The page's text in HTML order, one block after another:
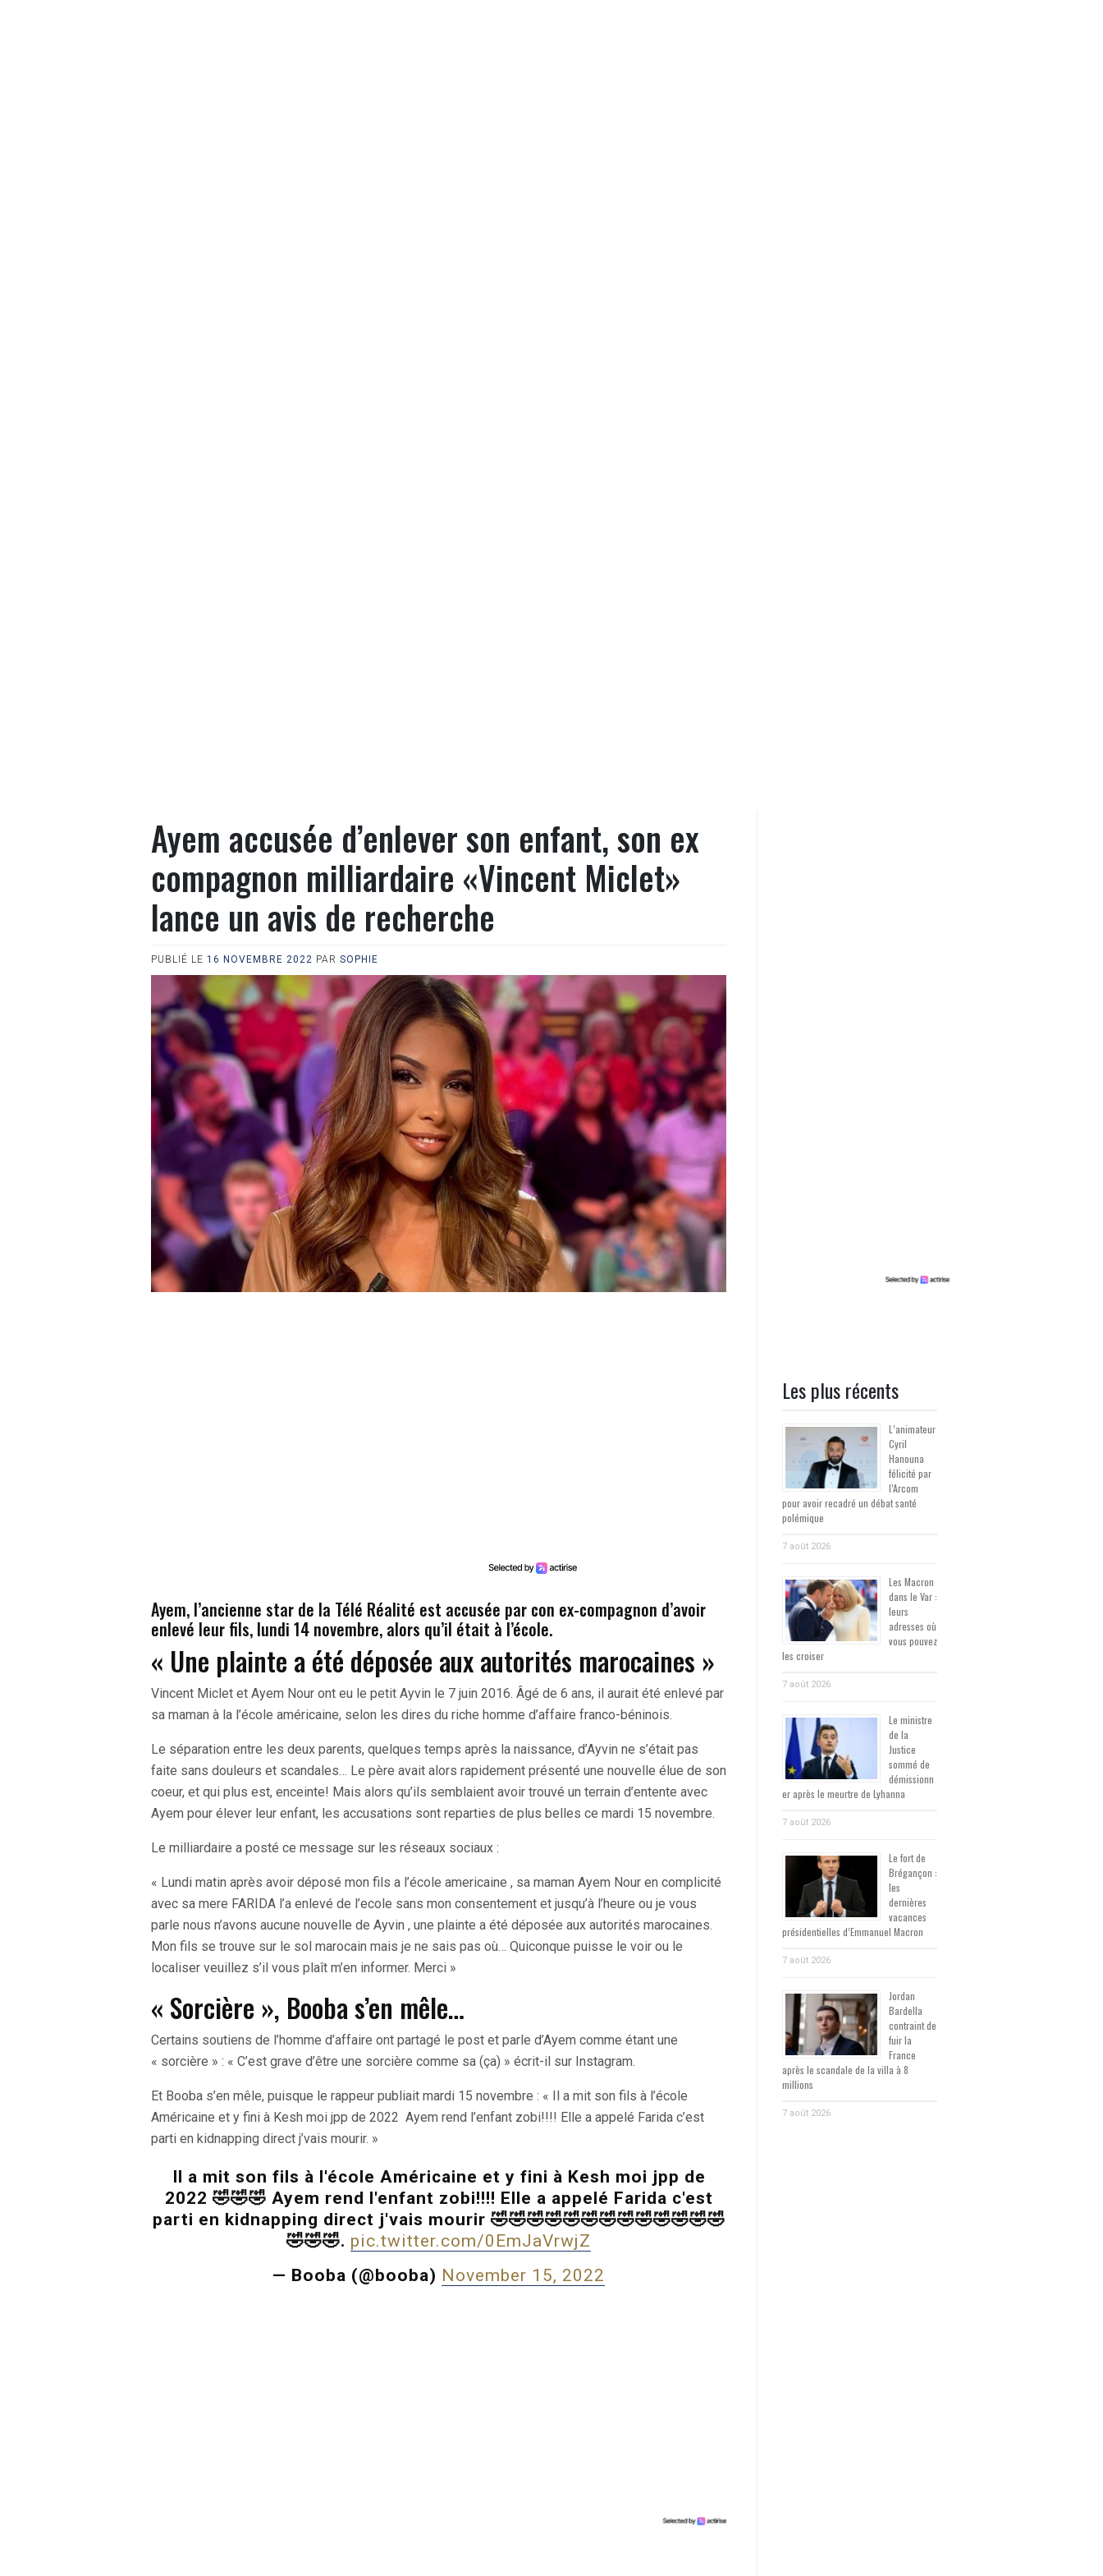
Ayem accusée d’enlever son enfant, son ex
compagnon milliardaire «Vincent Miclet»
lance un avis de recherche
PUBLIÉ LE 16 NOVEMBRE 2022 PAR SOPHIE
Ayem, l’ancienne star de la Télé Réalité est accusée par con ex-compagnon d’avoir
enlevé leur fils, lundi 14 novembre, alors qu’il était à l’école.
« Une plainte a été déposée aux autorités marocaines »
Vincent Miclet et Ayem Nour ont eu le petit Ayvin le 7 juin 2016. Âgé de 6 ans, il aurait été enlevé par
sa maman à la l’école américaine, selon les dires du riche homme d’affaire franco-béninois.
Le séparation entre les deux parents, quelques temps après la naissance, d’Ayvin ne s’était pas
faite sans douleurs et scandales… Le père avait alors rapidement présenté une nouvelle élue de son
coeur, et qui plus est, enceinte! Mais alors qu’ils semblaient avoir trouvé un terrain d’entente avec
Ayem pour élever leur enfant, les accusations sont reparties de plus belles ce mardi 15 novembre.
Le milliardaire a posté ce message sur les réseaux sociaux :
« Lundi matin après avoir déposé mon fils a l’école americaine , sa maman Ayem Nour en complicité
avec sa mere FARIDA l’a enlevé de l’ecole sans mon consentement et jusqu’à l’heure ou je vous
parle nous n’avons aucune nouvelle de Ayvin , une plainte a été déposée aux autorités marocaines.
Mon fils se trouve sur le sol marocain mais je ne sais pas où… Quiconque puisse le voir ou le
localiser veuillez s’il vous plaît m’en informer. Merci »
« Sorcière », Booba s’en mêle…
Certains soutiens de l’homme d’affaire ont partagé le post et parle d’Ayem comme étant une
« sorcière » : « C’est grave d’être une sorcière comme sa (ça) » écrit-il sur Instagram.
Et Booba s’en mêle, puisque le rappeur publiait mardi 15 novembre : « Il a mit son fils à l’école
Américaine et y fini à Kesh moi jpp de 2022 Ayem rend l’enfant zobi!!!! Elle a appelé Farida c’est
parti en kidnapping direct j’vais mourir. »
Il a mit son fils à l'école Américaine et y fini à Kesh moi jpp de
2022 🤣🤣🤣 Ayem rend l'enfant zobi!!!! Elle a appelé Farida c'est
parti en kidnapping direct j'vais mourir 🤣🤣🤣🤣🤣🤣🤣🤣🤣🤣🤣🤣🤣
🤣🤣🤣. pic.twitter.com/0EmJaVrwjZ
— Booba (@booba) November 15, 2022
Les plus récents
L’animateur
Cyril
Hanouna
félicité par
l’Arcom
pour avoir recadré un débat santé
polémique
7 août 2026
Les Macron
dans le Var :
leurs
adresses où
vous pouvez
les croiser
7 août 2026
Le ministre
de la
Justice
sommé de
démissionn
er après le meurtre de Lyhanna
7 août 2026
Le fort de
Brégançon :
les
dernières
vacances
présidentielles d’Emmanuel Macron
7 août 2026
Jordan
Bardella
contraint de
fuir la
France
après le scandale de la villa à 8
millions
7 août 2026